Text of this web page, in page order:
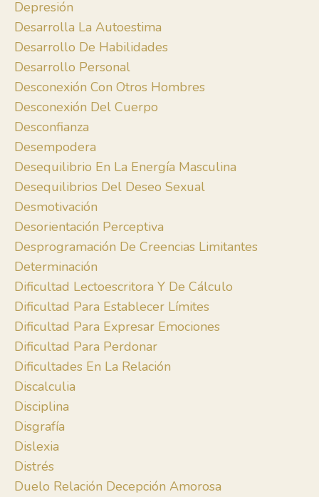
Depresión
Desarrolla La Autoestima
Desarrollo De Habilidades
Desarrollo Personal
Desconexión Con Otros Hombres
Desconexión Del Cuerpo
Desconfianza
Desempodera
Desequilibrio En La Energía Masculina
Desequilibrios Del Deseo Sexual
Desmotivación
Desorientación Perceptiva
Desprogramación De Creencias Limitantes
Determinación
Dificultad Lectoescritora Y De Cálculo
Dificultad Para Establecer Límites
Dificultad Para Expresar Emociones
Dificultad Para Perdonar
Dificultades En La Relación
Discalculia
Disciplina
Disgrafía
Dislexia
Distrés
Duelo Relación Decepción Amorosa